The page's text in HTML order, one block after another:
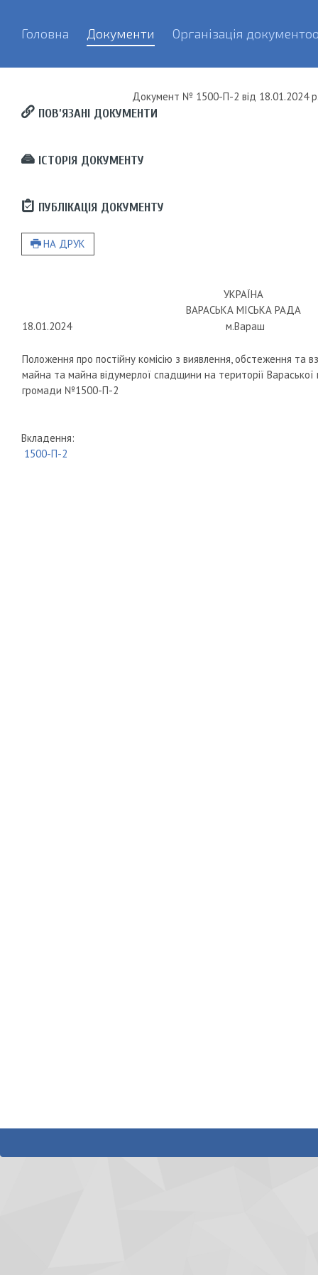
Головна Документи Організація
Документ № 1500-П-2 від 18.01.2024 р.
ПОВ’ЯЗАНІ ДОКУМЕНТИ
ІСТОРІЯ ДОКУМЕНТУ
ПУБЛІКАЦІЯ ДОКУМЕНТУ
НА ДРУК
УКРАЇНА
ВАРАСЬКА МІСЬКА РАДА
18.01.2024
м.Вараш
Положення про постійну комісію з виявлення, обстеження та
майна та майна відумерлої спадщини на території Вараської
громади №1500-П-2
Вкладення:
1500-П-2